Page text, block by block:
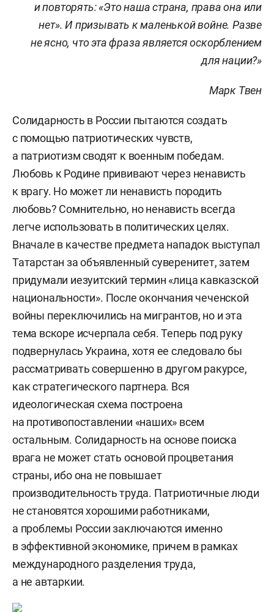
и повторять: «Это наша страна, права она или
нет». И призывать к маленькой войне. Разве
не ясно, что эта фраза является оскорблением
для нации?»
Марк Твен
Солидарность в России пытаются создать
с помощью патриотических чувств,
а патриотизм сводят к военным победам.
Любовь к Родине прививают через ненависть
к врагу. Но может ли ненависть породить
любовь? Сомнительно, но ненависть всегда
легче использовать в политических целях.
Вначале в качестве предмета нападок выступал
Татарстан за объявленный суверенитет, затем
придумали иезуитский термин «лица кавказской
национальности». После окончания чеченской
войны переключились на мигрантов, но и эта
тема вскоре исчерпала себя. Теперь под руку
подвернулась Украина, хотя ее следовало бы
рассматривать совершенно в другом ракурсе,
как стратегического партнера. Вся
идеологическая схема построена
на противопоставлении «наших» всем
остальным. Солидарность на основе поиска
врага не может стать основой процветания
страны, ибо она не повышает
производительность труда. Патриотичные люди
не становятся хорошими работниками,
а проблемы России заключаются именно
в эффективной экономике, причем в рамках
международного разделения труда,
а не автаркии.